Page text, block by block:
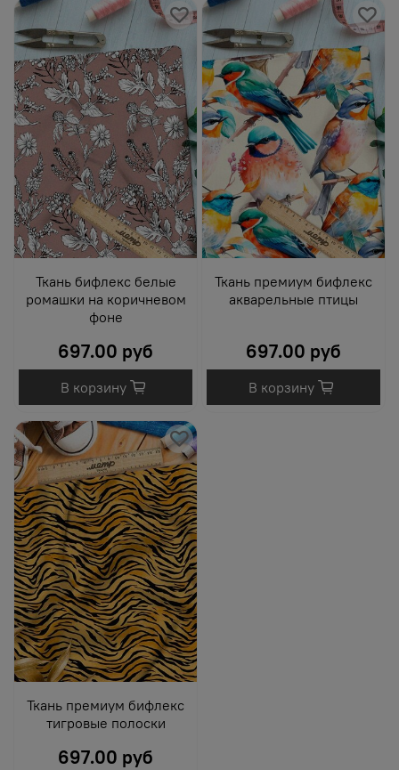
Ткань бифлекс белые
ромашки на коричневом
фоне
697.00 руб
В корзину
Ткань премиум бифлекс
акварельные птицы
697.00 руб
В корзину
Ткань премиум бифлекс
тигровые полоски
697.00 руб